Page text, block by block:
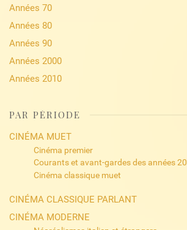
Années 70
Années 80
Années 90
Années 2000
Années 2010
PAR PÉRIODE
CINÉMA MUET
Cinéma premier
Courants et avant-gardes des années 20
Cinéma classique muet
CINÉMA CLASSIQUE PARLANT
CINÉMA MODERNE